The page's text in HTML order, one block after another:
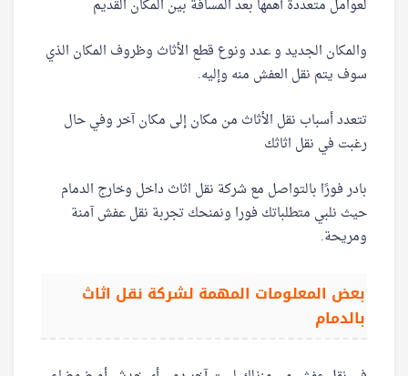
لعوامل متعددة أهمها بعد المسافة بين المكان القديم
والمكان الجديد و عدد ونوع قطع الأثاث وظروف المكان الذي
سوف يتم نقل العفش منه وإليه.
تتعدد أسباب نقل الأثاث من مكان إلى مكان آخر وفي حال
رغبت في نقل اثاثك
بادر فورًا بالتواصل مع شركة نقل اثاث داخل وخارج الدمام
حيث نلبي متطلباتك فورا ونمنحك تجربة نقل عفش آمنة
ومريحة.
بعض المعلومات المهمة لشركة نقل اثاث
بالدمام